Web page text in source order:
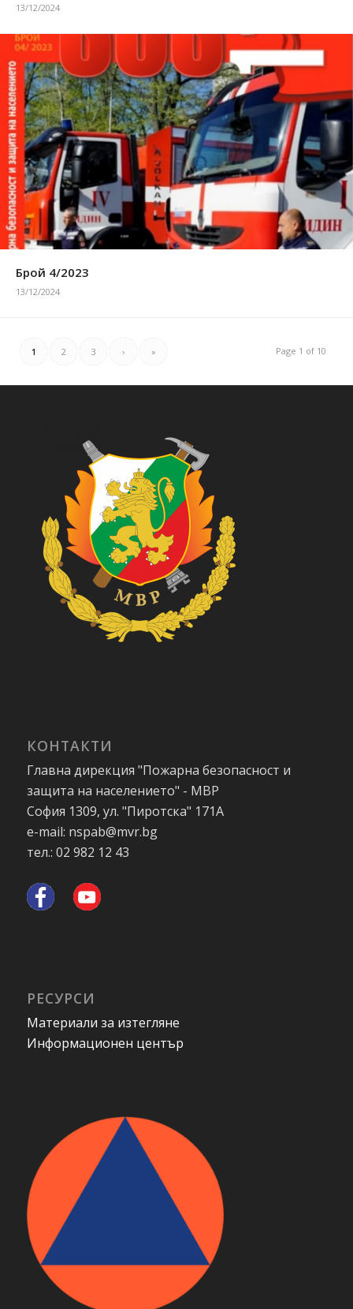
13/12/2024
Брой 4/2023
13/12/2024
Page 1 of 10
1 2 3 › »
КОНТАКТИ
Главна дирекция "Пожарна безопасност и
защита на населението" - МВР
София 1309, ул. "Пиротска" 171А
e-mail: nspab@mvr.bg
тел.: 02 982 12 43
РЕСУРСИ
Материали за изтегляне
Информационен център